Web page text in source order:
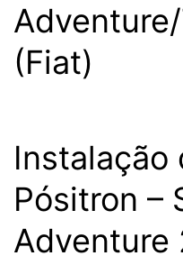
(Fiat)
Instalação
Pósitron –
Adventure